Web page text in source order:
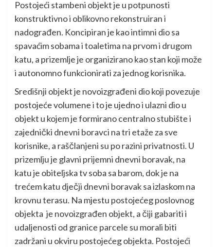
Postojeći stambeni objekt je u potpunosti
konstruktivno i oblikovno rekonstruiran i
nadograđen. Koncipiran je kao intimni dio sa
spavaćim sobama i toaletima na prvom i drugom
katu, a prizemlje je organizirano kao stan koji može
i autonomno funkcionirati za jednog korisnika.
Središnji objekt je novoizgrađeni dio koji povezuje
postojeće volumene i to je ujedno i ulazni dio u
objekt u kojem je formirano centralno stubište i
zajednički dnevni boravci na tri etaže za sve
korisnike, a raščlanjeni su po razini privatnosti. U
prizemlju je glavni prijemni dnevni boravak, na
katu je obiteljska tv soba sa barom, dok je na
trećem katu dječji dnevni boravak sa izlaskom na
krovnu terasu. Na mjestu postojećeg poslovnog
objekta je novoizgrađen objekt, a čiji gabariti i
udaljenosti od granice parcele su morali biti
zadržani u okviru postojećeg objekta. Postojeći